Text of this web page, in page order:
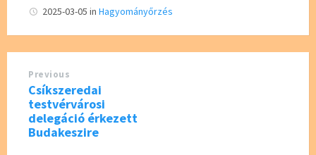
b
o
o
k
tt
er
2025-03-05 in Hagyományőrzés
Previous
Csíkszeredai
testvérvárosi
delegáció érkezett
Budakeszire